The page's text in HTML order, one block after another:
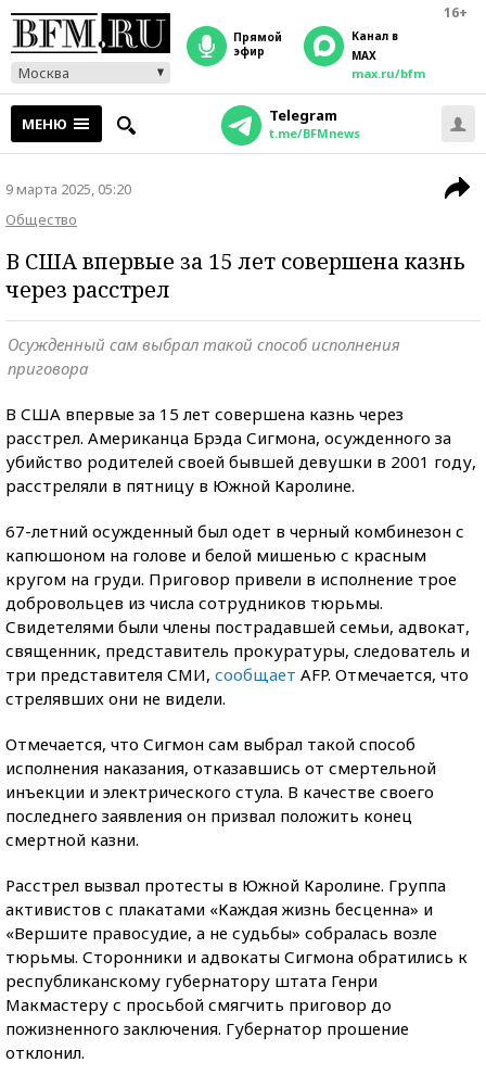
16+
Москва
прямой
эфир
Канал в
MAX
max.ru/bfm
МЕНЮ Telegram
t.me/BFMnews
9 марта 2025, 05:20
Общество
В США впервые за 15 лет совершена казнь
через расстрел
Осужденный сам выбрал такой способ исполнения
приговора
В США впервые за 15 лет совершена казнь через
расстрел. Американца Брэда Сигмона, осужденного за
убийство родителей своей бывшей девушки в 2001 году,
расстреляли в пятницу в Южной Каролине.
67-летний осужденный был одет в черный комбинезон с
капюшоном на голове и белой мишенью с красным
кругом на груди. Приговор привели в исполнение трое
добровольцев из числа сотрудников тюрьмы.
Свидетелями были члены пострадавшей семьи, адвокат,
священник, представитель прокуратуры, следователь и
три представителя СМИ, сообщает AFP. Отмечается, что
стрелявших они не видели.
Отмечается, что Сигмон сам выбрал такой способ
исполнения наказания, отказавшись от смертельной
инъекции и электрического стула. В качестве своего
последнего заявления он призвал положить конец
смертной казни.
Расстрел вызвал протесты в Южной Каролине. Группа
активистов с плакатами «Каждая жизнь бесценна» и
«Вершите правосудие, а не судьбы» собралась возле
тюрьмы. Сторонники и адвокаты Сигмона обратились к
республиканскому губернатору штата Генри
Макмастеру с просьбой смягчить приговор до
пожизненного заключения. Губернатор прошение
отклонил.